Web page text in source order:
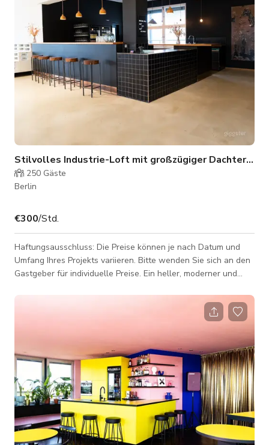
verfügt über maßgefertigte Holzsit
Stilvolles Industrie-Loft mit großzügiger Dachterrasse
250 Gäste
Berlin
€300/Std.
Haftungsausschluss: Die Preise können je nach Datum und
Umfang Ihres Projekts variieren. Bitte wenden Sie sich an den
Gastgeber für individuelle Preise. Ein heller, moderner und
Workshops und kreative Produktionen konzipiert ist. Der
Hauptsaal besticht durch ein sauberes, minimalistisches
Tageslicht, das eine offene und professionelle Atmosphäre
schafft. Reihen von le